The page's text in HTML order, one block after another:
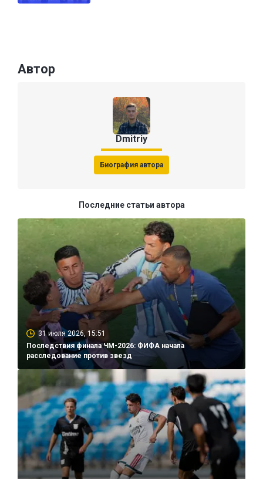
Автор
Dmitriy
Биография автора
Последние статьи автора
31 июля 2026, 15:51
Последствия финала ЧМ-2026: ФИФА начала
расследование против звезд